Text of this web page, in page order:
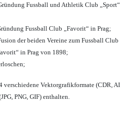
Fussball und Athletik Club „Sport“
Fussball Club „Favorit“ in Prag;
der beiden Vereine zum Fussball Club
in Prag von 1898;
verschiedene Vektorgrafikformate (CDR, AI
PNG, GIF) enthalten.